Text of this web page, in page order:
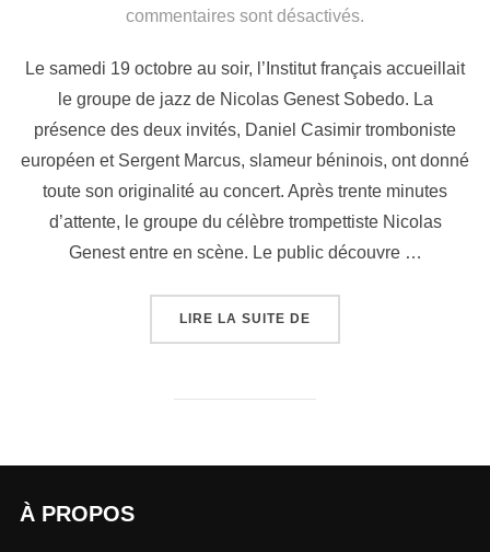
commentaires sont désactivés.
Le samedi 19 octobre au soir, l’Institut français accueillait
le groupe de jazz de Nicolas Genest Sobedo. La
présence des deux invités, Daniel Casimir tromboniste
européen et Sergent Marcus, slameur béninois, ont donné
toute son originalité au concert. Après trente minutes
d’attente, le groupe du célèbre trompettiste Nicolas
Genest entre en scène. Le public découvre …
LIRE LA SUITE DE
À PROPOS